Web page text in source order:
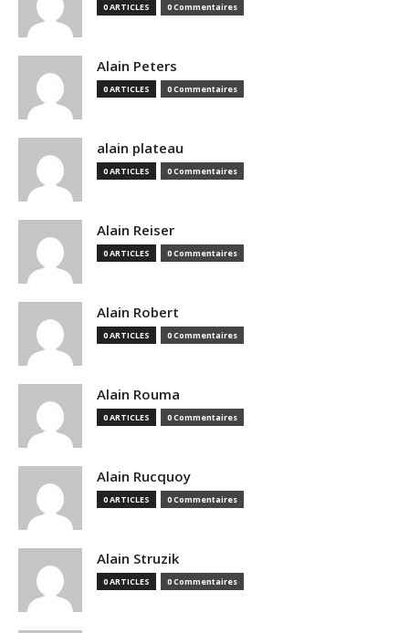
0 ARTICLES 0 Commentaires
Alain Peters
0 ARTICLES 0 Commentaires
alain plateau
0 ARTICLES 0 Commentaires
Alain Reiser
0 ARTICLES 0 Commentaires
Alain Robert
0 ARTICLES 0 Commentaires
Alain Rouma
0 ARTICLES 0 Commentaires
Alain Rucquoy
0 ARTICLES 0 Commentaires
Alain Struzik
0 ARTICLES 0 Commentaires